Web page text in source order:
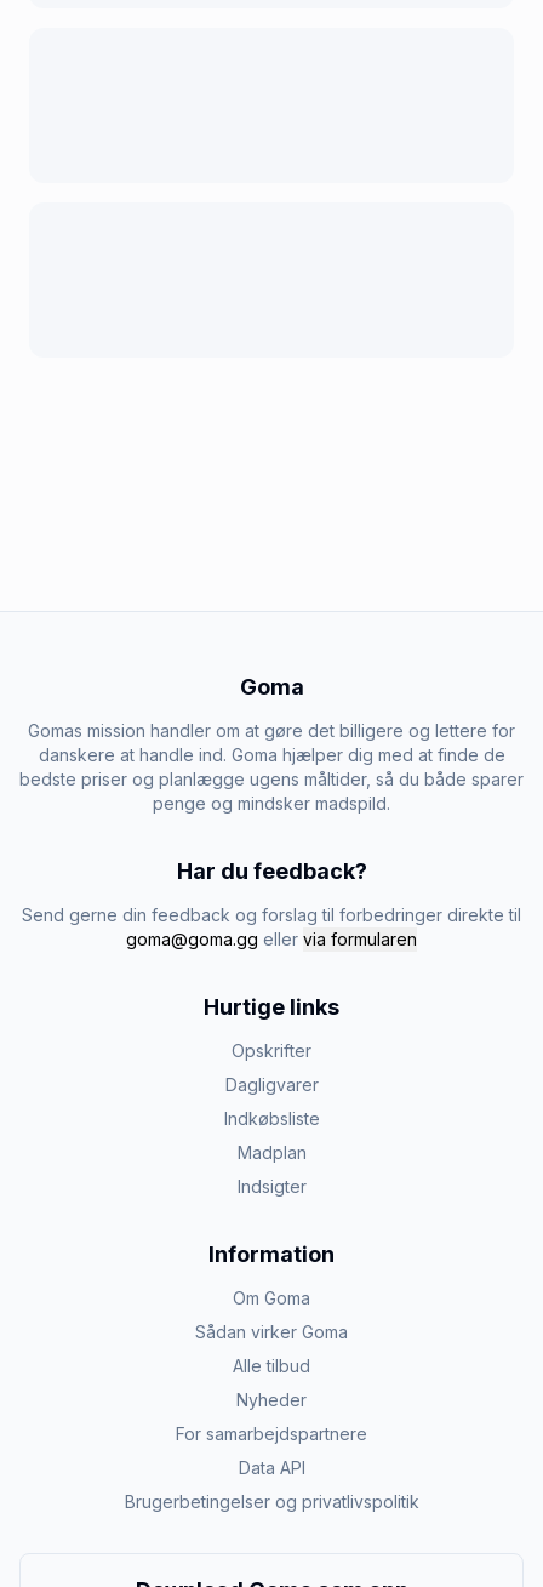
Goma
Gomas mission handler om at gøre det billigere og lettere for
danskere at handle ind. Goma hjælper dig med at finde de
bedste priser og planlægge ugens måltider, så du både sparer
penge og mindsker madspild.
Har du feedback?
Send gerne din feedback og forslag til forbedringer direkte til
goma@goma.gg eller via formularen
Hurtige links
Opskrifter
Dagligvarer
Indkøbsliste
Madplan
Indsigter
Information
Om Goma
Sådan virker Goma
Alle tilbud
Nyheder
For samarbejdspartnere
Data API
Brugerbetingelser og privatlivspolitik